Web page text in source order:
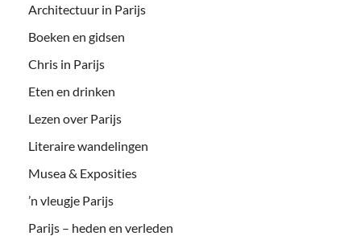
Architectuur in Parijs
Boeken en gidsen
Chris in Parijs
Eten en drinken
Lezen over Parijs
Literaire wandelingen
Musea & Exposities
’n vleugje Parijs
Parijs – heden en verleden